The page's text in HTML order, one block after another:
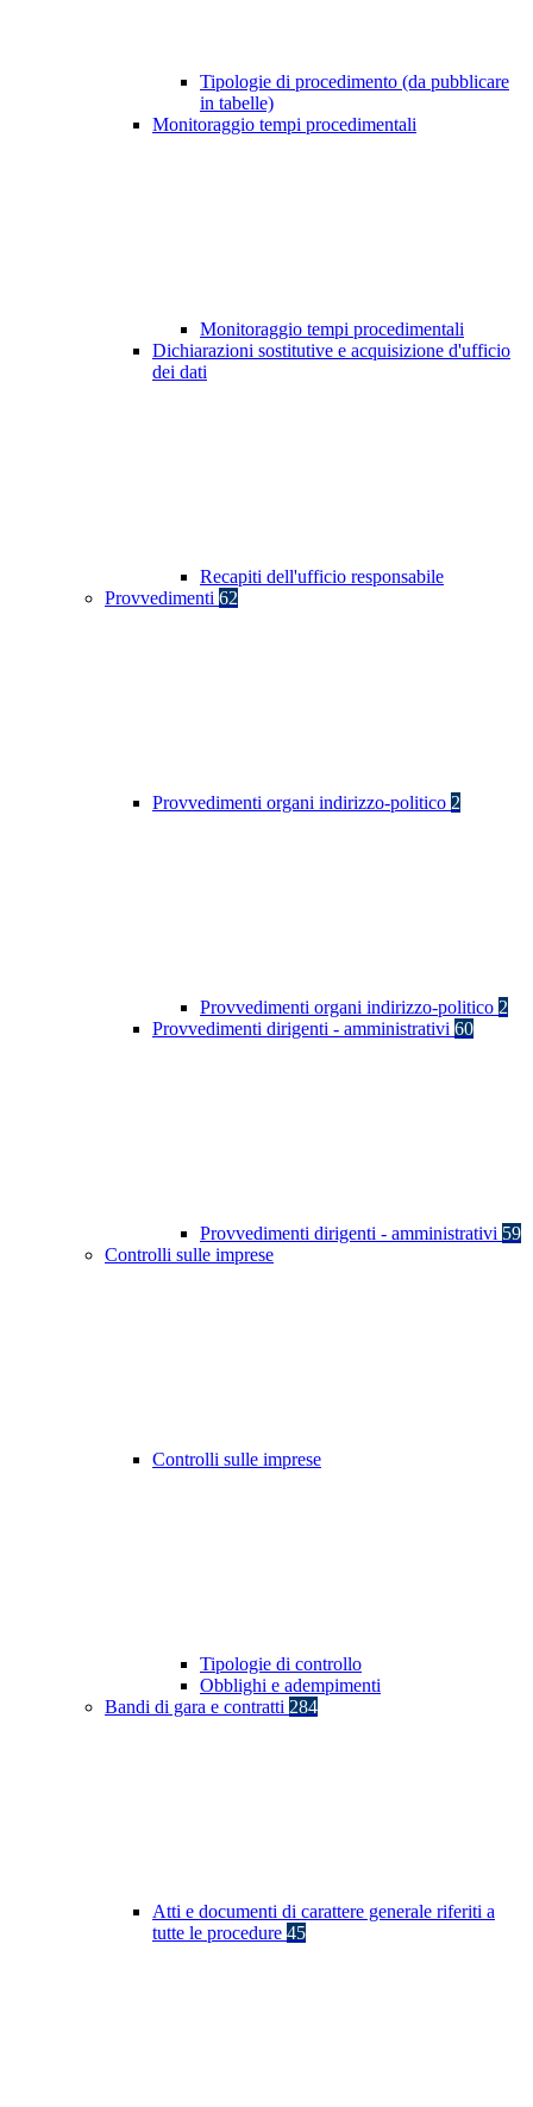
Tipologie di procedimento (da pubblicare
in tabelle)
Monitoraggio tempi procedimentali
Monitoraggio tempi procedimentali
Dichiarazioni sostitutive e acquisizione d'ufficio
dei dati
Recapiti dell'ufficio responsabile
Provvedimenti 62
Provvedimenti organi indirizzo-politico 2
Provvedimenti organi indirizzo-politico 2
Provvedimenti dirigenti - amministrativi 60
Provvedimenti dirigenti - amministrativi 59
Controlli sulle imprese
Controlli sulle imprese
Tipologie di controllo
Obblighi e adempimenti
Bandi di gara e contratti 284
Atti e documenti di carattere generale riferiti a
tutte le procedure 45